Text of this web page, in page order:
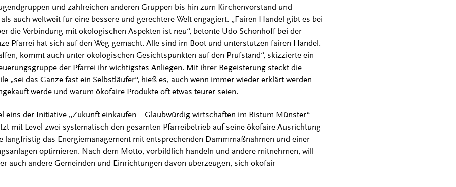
und zahlreichen anderen Gruppen bis hin zum Kirchenvorstand und
auch weltweit für eine bessere und gerechtere Welt engagiert. „Fairen Handel gibt es bei
die Verbindung mit ökologischen Aspekten ist neu“, betonte Udo Schonhoff bei der
Pfarrei hat sich auf den Weg gemacht. Alle sind im Boot und unterstützen fairen Handel.
kommt auch unter ökologischen Gesichtspunkten auf den Prüfstand“, skizzierte ein
der Pfarrei ihr wichtigstes Anliegen. Mit ihrer Begeisterung steckt die
„sei das Ganze fast ein Selbstläufer“, hieß es, auch wenn immer wieder erklärt werden
werde und warum ökofaire Produkte oft etwas teurer seien.
eins der Initiative „Zukunft einkaufen – Glaubwürdig wirtschaften im Bistum Münster“
mit Level zwei systematisch den gesamten Pfarreibetrieb auf seine ökofaire Ausrichtung
langfristig das Energiemanagement mit entsprechenden Dämmmaßnahmen und einer
optimieren. Nach dem Motto, vorbildlich handeln und andere mitnehmen, will
auch andere Gemeinden und Einrichtungen davon überzeugen, sich ökofair